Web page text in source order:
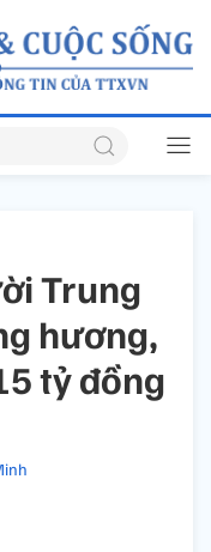
Trung
hương,
tỷ đồng